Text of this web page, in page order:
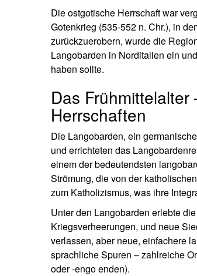
Die ostgotische Herrschaft war
Gotenkrieg (535-552 n. Chr.), in
zurückzuerobern, wurde die
Langobarden in Norditalien ein
haben sollte.
Das
Herrschaften
Die Langobarden, ein
und errichteten das
einem der bedeutendsten
Strömung, die von der
zum Katholizismus, was ihre
Unter den Langobarden erlebte
Kriegsverheerungen, und neue
verlassen, aber neue, einfachere
sprachliche Spuren – zahlreiche
oder -engo enden).